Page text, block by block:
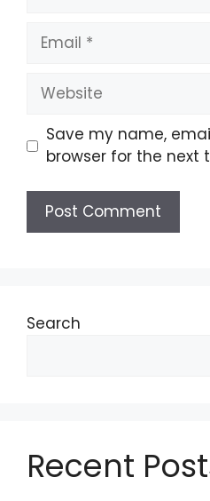
Email
Website
Save my name,
browser for the next
Search
Recent